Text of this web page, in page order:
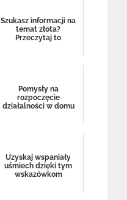
Szukasz informacji na
temat złota?
Przeczytaj to
Pomysły na
rozpoczęcie
działalności w domu
Uzyskaj wspaniały
uśmiech dzięki tym
wskazówkom